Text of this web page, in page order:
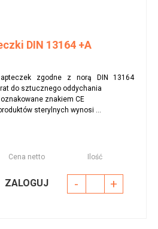
DIN 13164 +A
zgodne z norą DIN 13164
do sztucznego oddychania
znakiem CE
sterylnych wynosi ...
Cena netto Ilość
ZALOGUJ - +